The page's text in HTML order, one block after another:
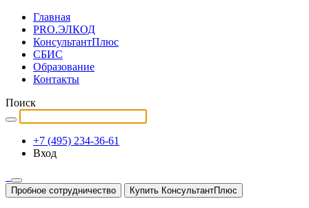
Главная
PRO.ЭЛКОД
КонсультантПлюс
СБИС
Образование
Контакты
Поиск
+7 (495) 234-36-61
Вход
Пробное сотрудничество Купить КонсультантПлюс